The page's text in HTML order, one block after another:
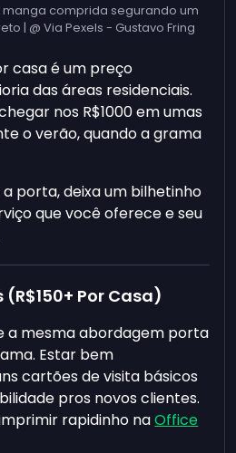
comprida segurando um
| @ Via Pexels - Gustavo Fring
casa é um preço
das áreas residenciais.
nos R$1000 em umas
o verão, quando a grama
porta, deixa um bilhetinho
que você oferece e seu
Por Casa)
a mesma abordagem porta
Estar bem
cartões de visita básicos
pros novos clientes.
rapidinho naOffice